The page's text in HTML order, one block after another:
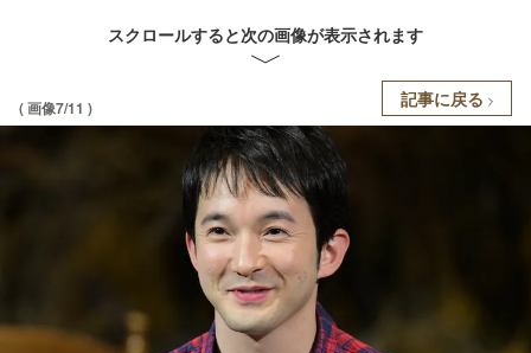
スクロールすると次の画像が表示されます
( 画像7/11 ) 記事に戻る